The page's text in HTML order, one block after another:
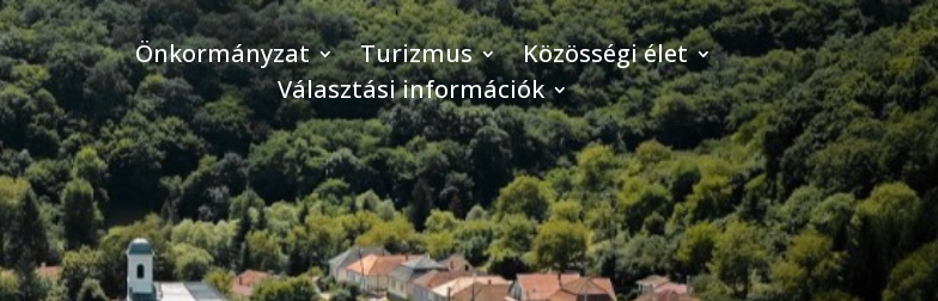
Önkormányzat Turizmus
Közösségi élet
Választási információk